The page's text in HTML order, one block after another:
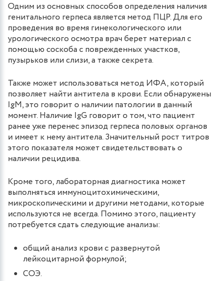
Одним из основных способов определения наличия
генитального герпеса является метод ПЦР. Для его
проведения во время гинекологического или
урологического осмотра врач берет материал с
помощью соскоба с поврежденных участков,
пузырьков или слизи, а также секрета.
Также может использоваться метод ИФА, который
позволяет найти антитела в крови. Если обнаружены
IgM, это говорит о наличии патологии в данный
момент. Наличие IgG говорит о том, что пациент
ранее уже перенес эпизод герпеса половых органов
и имеет к нему антитела. Значительный рост титров
этого показателя может свидетельствовать о
наличии рецидива.
Кроме того, лабораторная диагностика может
выполняться иммуноцитохимическими,
микроскопическими и другими методами, которые
используются не всегда. Помимо этого, пациенту
потребуется сдать следующие анализы:
общий анализ крови с развернутой
лейкоцитарной формулой;
СОЭ.